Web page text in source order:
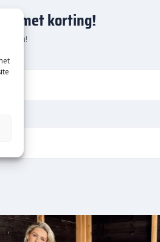
met korting!